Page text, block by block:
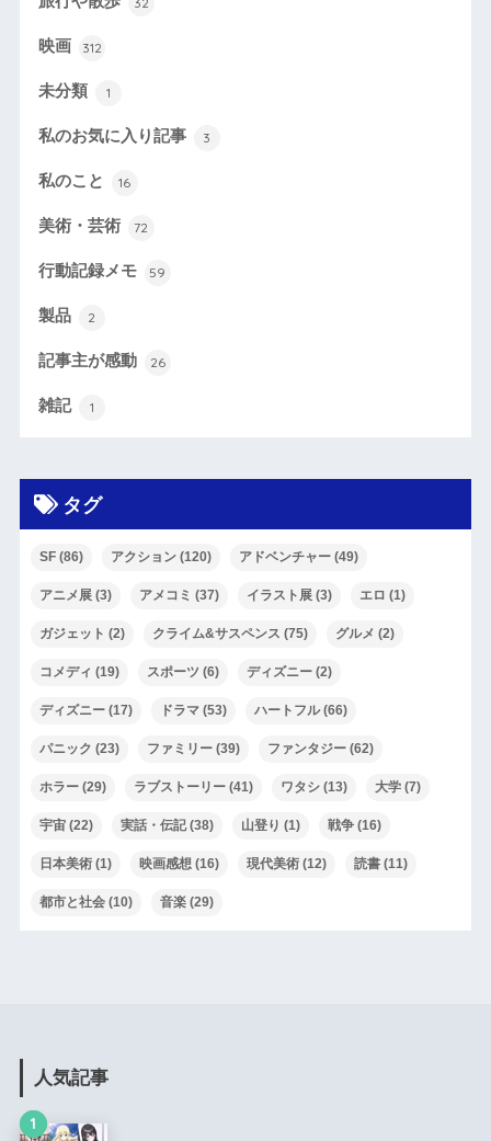
映画 312
未分類 1
私のお気に入り記事 3
私のこと 16
美術・芸術 72
行動記録メモ 59
製品 2
記事主が感動 26
雑記 1
タグ
SF(86) アクション(120) アドベンチャー(49)
アニメ展(3) アメコミ (37) イラスト展(3) エロ (1)
ガジェット (2) クライム&サスペンス (75) グルメ (2)
コメディ (19) スポーツ (6) ディズニー(2)
ディズニー(17) ドラマ(53) ハートフル(66)
パニック (23) ファミリー(39) ファンタジー(62)
ホラー(29) ラブストーリー(41) ワタシ(13) 大学(7)
宇宙(22) 実話・伝記(38) 山登り (1) 戦争(16)
日本美術(1) 映画感想 (16) 現代美術(12) 読書(11)
都市と社会(10) 音楽(29)
人気記事
1